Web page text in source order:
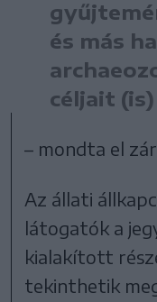
és más
céljait
– mondta el
Az állati
látogatók a
kialakított
tekinthetik